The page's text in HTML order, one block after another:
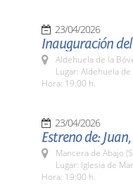
23/04/2026
Inauguración
Aldehuela de la
Lugar: Aldehuela
Hora: 19:00 h.
23/04/2026
Estreno de:
Mancera de Abajo
Lugar: Iglesia de
Hora: 19:00 h.